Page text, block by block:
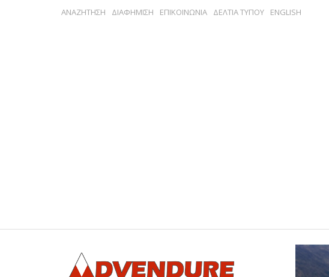
ΑΝΑΖΗΤΗΣΗ ΔΙΑΦΗΜΙΣΗ ΕΠΙΚΟΙΝΩΝΙΑ ΔΕΛΤΙΑ ΤΥΠΟΥ ENGLISH